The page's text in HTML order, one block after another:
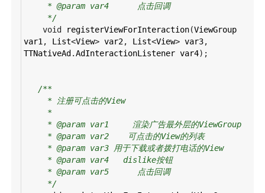
* @param var4      点击回调
*/
void
registerViewForInteraction(ViewGroup
var1 , List<View> var2, List<View> var3
TTNativeAd .AdInteractionListener var4);
/**
* 注册可点击的View
*
* @param var1     渲染广告最外层的ViewGroup
* @param var2    可点击的View的列表
* @param var3 用于下载或者拨打电话的View
* @param var4   dislike按钮
* @param var5      点击回调
*/